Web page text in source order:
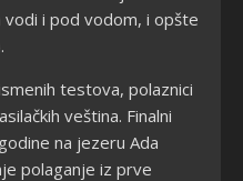
vodi i pod vodom, i opšte
testova, polaznici
veština. Finalni
na jezeru Ada
polaganje iz prve